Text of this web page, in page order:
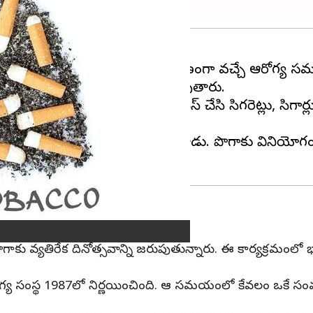
జరుపుతారు. పొగాకు కారణంగా వచ్చే ఆరోగ్య
ఈరోజును జరుపుతారు.
ఆకులను వివిధ రకాలుగా ప్రాసెస్ చేసి సిగరెట్లు,
నికోటిన్ తీసుకోవాలని అనుకుంటాడు. పొగాకు
వ్యతిరేక దినోత్సవాన్ని జరుపుతున్నారు. ఈ
సంస్థ 1987లో నిర్ణయించింది. ఆ సమయంలో కేవలం ఒకే